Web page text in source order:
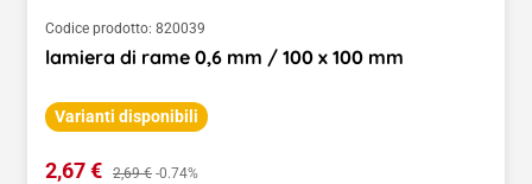
Codice prodotto: 820039
lamiera di rame 0,6 mm / 100 x 100 mm
Varianti disponibili
Prezzo di vendita:
2,67 € Prezzo normale:
2,69 € -0.74%